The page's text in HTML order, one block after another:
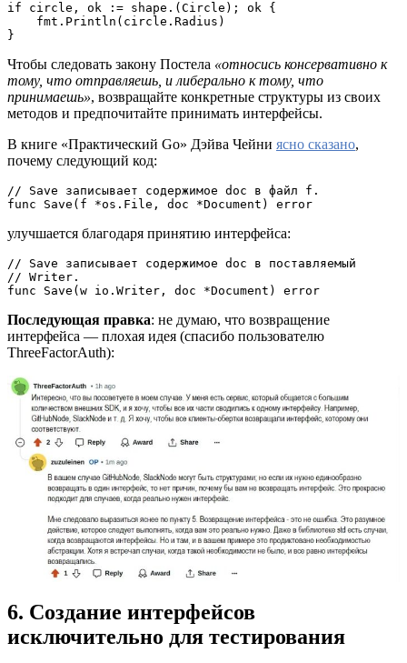
if circle, ok := shape.(Circle); ok {
    fmt.Println(circle.Radius)
}
Чтобы следовать закону Постела «относись консервативно к
тому, что отправляешь, и либерально к тому, что
принимаешь», возвращайте конкретные структуры из своих
методов и предпочитайте принимать интерфейсы.
В книге «Практический Go» Дэйва Чейни ясно сказано,
почему следующий код:
// Save записывает содержимое doc в файл f.
func Save(f *os.File, doc *Document) error
улучшается благодаря принятию интерфейса:
// Save записывает содержимое doc в поставляемый
// Writer.
func Save(w io.Writer, doc *Document) error
Последующая правка: не думаю, что возвращение
интерфейса — плохая идея (спасибо пользователю
ThreeFactorAuth):
6. Создание интерфейсов
исключительно для тестирования